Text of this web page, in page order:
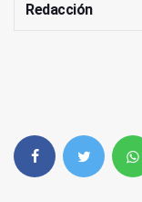
Redacción